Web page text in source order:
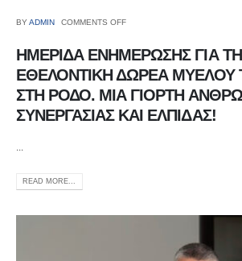
BYADMIN COMMENTS OFF
ΗΜΕΡΙΔΑ ΕΝΗΜΕΡΩΣΗΣ ΓΙΑ
ΕΘΕΛΟΝΤΙΚΗ ΔΩΡΕΑ ΜΥΕΛΟΥ
ΣΤΗ ΡΟΔΟ. ΜΙΑ ΓΙΟΡΤΗ
ΣΥΝΕΡΓΑΣΙΑΣ ΚΑΙ ΕΛΠΙΔΑΣ!
...
READ MORE...